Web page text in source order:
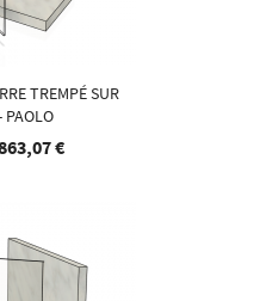
TREMPÉ SUR
PAOLO
€